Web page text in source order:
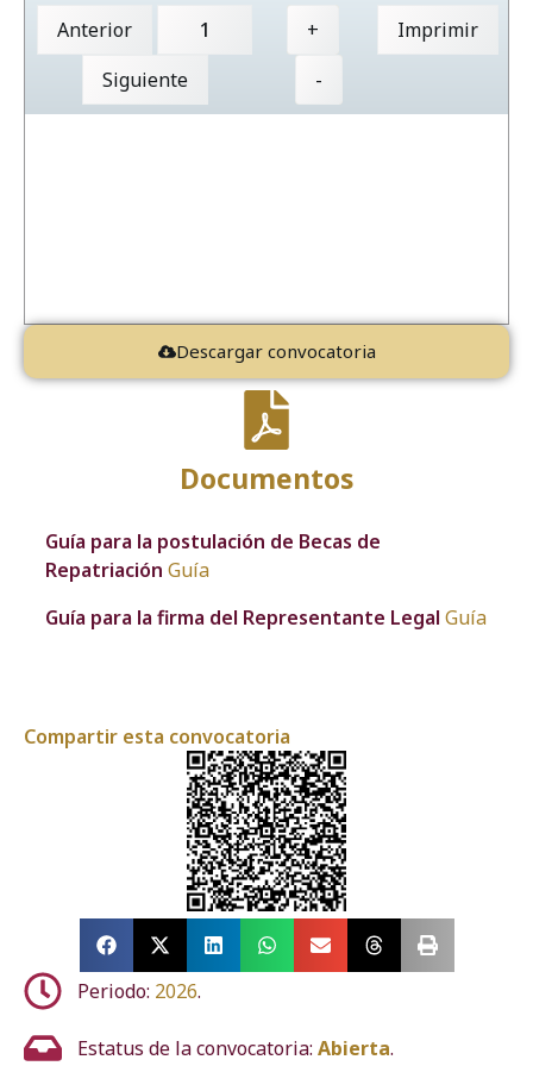
Anterior
Siguiente
+
-
Imprimir
Descargar convocatoria
Documentos
Guía para la postulación de Becas de
Repatriación Guía
Guía para la firma del Representante Legal Guía
Compartir esta convocatoria
Periodo: 2026.
Estatus de la convocatoria: Abierta.